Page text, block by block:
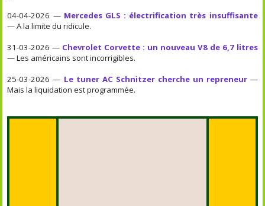
04-04-2026 — Mercedes GLS : électrification très insuffisante
— A la limite du ridicule.
31-03-2026 — Chevrolet Corvette : un nouveau V8 de 6,7 litres
— Les américains sont incorrigibles.
25-03-2026 — Le tuner AC Schnitzer cherche un repreneur—
Mais la liquidation est programmée.